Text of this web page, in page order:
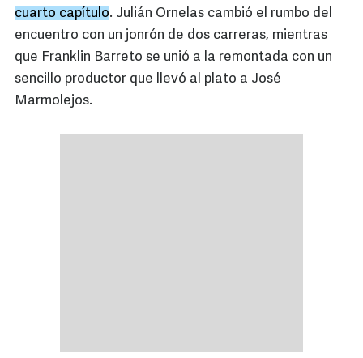
cuarto capítulo. Julián Ornelas cambió el rumbo del
encuentro con un jonrón de dos carreras, mientras
que Franklin Barreto se unió a la remontada con un
sencillo productor que llevó al plato a José
Marmolejos.